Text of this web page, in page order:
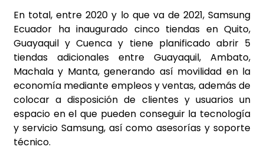
En total, entre 2020 y lo que va de 2021, Samsung
Ecuador ha inaugurado cinco tiendas en Quito,
Guayaquil y Cuenca y tiene planificado abrir 5
tiendas adicionales entre Guayaquil, Ambato,
Machala y Manta, generando así movilidad en la
economía mediante empleos y ventas, además de
colocar a disposición de clientes y usuarios un
espacio en el que pueden conseguir la tecnología
y servicio Samsung, así como asesorías y soporte
técnico.